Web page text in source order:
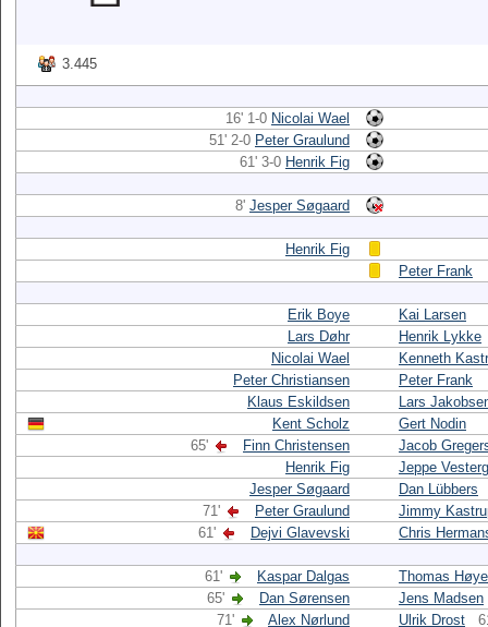
3.445
16' 1-0 Nicolai Wael
51' 2-0 Peter Graulund
61' 3-0 Henrik Fig
8' Jesper Søgaard
Henrik Fig
Peter Frank
Erik Boye
Kai Larsen
Lars Døhr
Henrik Lykke
Nicolai Wael
Kenneth
Peter Christiansen
Peter Frank
Klaus Eskildsen
Lars
Kent Scholz
Gert Nodin
65'
Finn Christensen
Jacob
Henrik Fig
Jeppe
Jesper Søgaard
Dan Lübbers
71'
Peter Graulund
Jimmy
61'
Dejvi Glavevski Chris
61' Kaspar Dalgas
Thomas
65'
Dan Sørensen
Jens Madsen
71'
Alex Nørlund Ulrik Drost